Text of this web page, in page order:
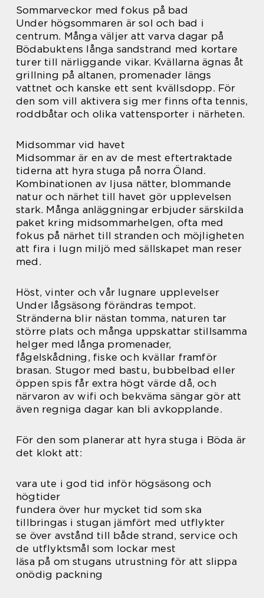
Sommarveckor med fokus på bad
Under högsommaren är sol och bad i
centrum. Många väljer att varva dagar på
Bödabuktens långa sandstrand med kortare
turer till närliggande vikar. Kvällarna ägnas åt
grillning på altanen, promenader längs
vattnet och kanske ett sent kvällsdopp. För
den som vill aktivera sig mer finns ofta tennis,
roddbåtar och olika vattensporter i närheten.
Midsommar vid havet
Midsommar är en av de mest eftertraktade
tiderna att hyra stuga på norra Öland.
Kombinationen av ljusa nätter, blommande
natur och närhet till havet gör upplevelsen
stark. Många anläggningar erbjuder särskilda
paket kring midsommarhelgen, ofta med
fokus på närhet till stranden och möjligheten
att fira i lugn miljö med sällskapet man reser
med.
Höst, vinter och vår lugnare upplevelser
Under lågsäsong förändras tempot.
Stränderna blir nästan tomma, naturen tar
större plats och många uppskattar stillsamma
helger med långa promenader,
fågelskådning, fiske och kvällar framför
brasan. Stugor med bastu, bubbelbad eller
öppen spis får extra högt värde då, och
närvaron av wifi och bekväma sängar gör att
även regniga dagar kan bli avkopplande.
För den som planerar att hyra stuga i Böda är
det klokt att:
vara ute i god tid inför högsäsong och
högtider
fundera över hur mycket tid som ska
tillbringas i stugan jämfört med utflykter
se över avstånd till både strand, service och
de utflyktsmål som lockar mest
läsa på om stugans utrustning för att slippa
onödig packning